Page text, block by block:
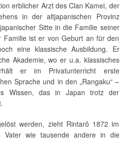
erblicher Arzt des Clan Kamei, der
in der altjapanischen Provinz
Sitte in die Familie seiner
ist er von Geburt an für den
eine klassische Ausbildung. Er
Akademie, wo er u.a. klassisches
er im Privatunterricht erste
Sprache und in den „Rangaku“ –
Wissen, das in Japan trotz der
werden, zieht Rintarô 1872 im
wie tausende andere in die